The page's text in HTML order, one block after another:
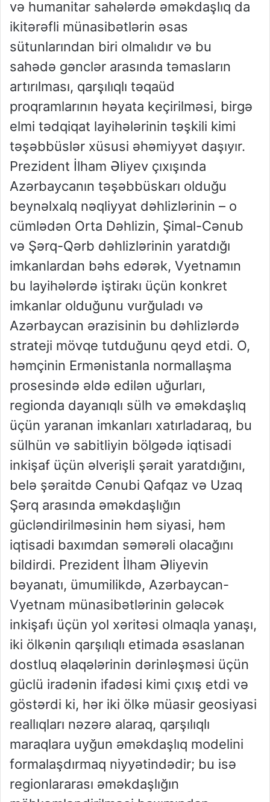
və humanitar sahələrdə əməkdaşlıq da
ikitərəfli münasibətlərin əsas
sütunlarından biri olmalıdır və bu
sahədə gənclər arasında təmasların
artırılması, qarşılıqlı təqaüd
proqramlarının həyata keçirilməsi, birgə
elmi tədqiqat layihələrinin təşkili kimi
təşəbbüslər xüsusi əhəmiyyət daşıyır.
Prezident İlham Əliyev çıxışında
Azərbaycanın təşəbbüskarı olduğu
beynəlxalq nəqliyyat dəhlizlərinin – o
cümlədən Orta Dəhlizin, Şimal-Cənub
və Şərq-Qərb dəhlizlərinin yaratdığı
imkanlardan bəhs edərək, Vyetnamın
bu layihələrdə iştirakı üçün konkret
imkanlar olduğunu vurğuladı və
Azərbaycan ərazisinin bu dəhlizlərdə
strateji mövqe tutduğunu qeyd etdi. O,
həmçinin Ermənistanla normallaşma
prosesində əldə edilən uğurları,
regionda dayanıqlı sülh və əməkdaşlıq
üçün yaranan imkanları xatırladaraq, bu
sülhün və sabitliyin bölgədə iqtisadi
inkişaf üçün əlverişli şərait yaratdığını,
belə şəraitdə Cənubi Qafqaz və Uzaq
Şərq arasında əməkdaşlığın
gücləndirilməsinin həm siyasi, həm
iqtisadi baxımdan səmərəli olacağını
bildirdi. Prezident İlham Əliyevin
bəyanatı, ümumilikdə, Azərbaycan-
Vyetnam münasibətlərinin gələcək
inkişafı üçün yol xəritəsi olmaqla yanaşı,
iki ölkənin qarşılıqlı etimada əsaslanan
dostluq əlaqələrinin dərinləşməsi üçün
güclü iradənin ifadəsi kimi çıxış etdi və
göstərdi ki, hər iki ölkə müasir geosiyasi
reallıqları nəzərə alaraq, qarşılıqlı
maraqlara uyğun əməkdaşlıq modelini
formalaşdırmaq niyyətindədir; bu isə
regionlararası əməkdaşlığın